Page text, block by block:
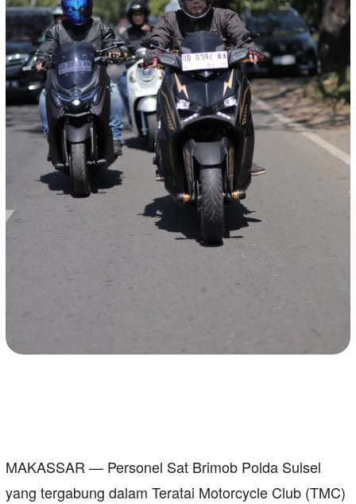
MAKASSAR — Personel Sat Brimob Polda Sulsel
yang tergabung dalam Teratai Motorcycle Club (TMC)